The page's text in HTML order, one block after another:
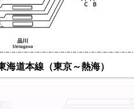
海道本線（東京～熱海）